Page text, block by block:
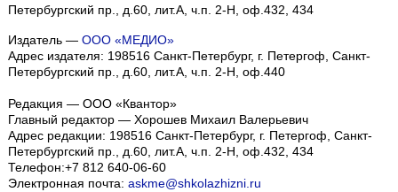
Петербургский пр., д.60, лит.А, ч.п. 2-Н, оф.432, 434
Издатель — ООО «МЕДИО»
Адрес издателя: 198516 Санкт-Петербург, г. Петергоф, Санкт-
Петербургский пр., д.60, лит.А, ч.п. 2-Н, оф.440
Редакция — ООО «Квантор»
Главный редактор — Хорошев Михаил Валерьевич
Адрес редакции: 198516 Санкт-Петербург, г. Петергоф, Санкт-
Петербургский пр., д.60, лит.А, ч.п. 2-Н, оф.432, 434
Телефон:+7 812 640-06-60
Электронная почта: askme@shkolazhizni.ru